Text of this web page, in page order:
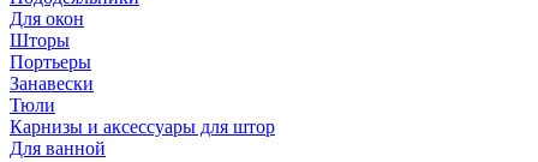
Для окон
Шторы
Портьеры
Занавески
Тюли
Карнизы и аксессуары для штор
Для ванной